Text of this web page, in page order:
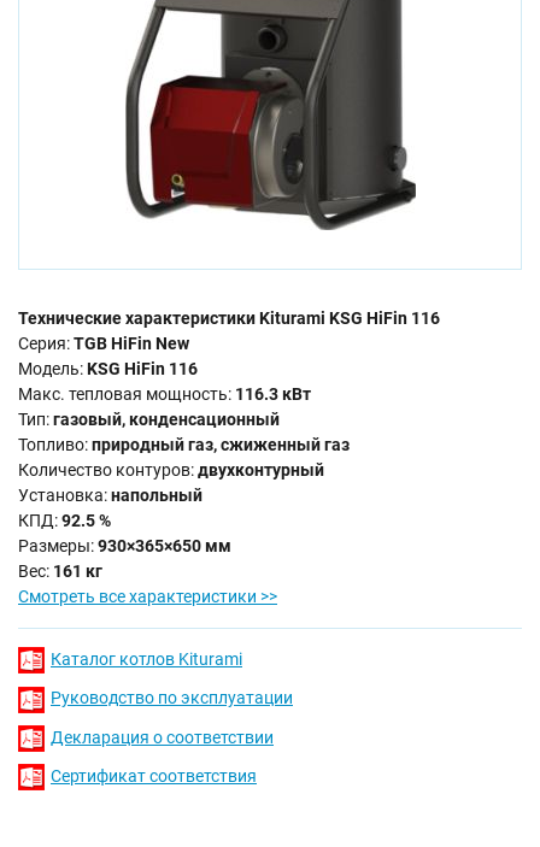
Технические характеристики Kiturami KSG HiFin 116
Серия:TGB HiFin New
Модель:KSG HiFin 116
Макс. тепловая мощность: 116.3 кВт
Тип:газовый, конденсационный
Топливо:природный газ, сжиженный газ
Количество контуров:двухконтурный
Установка:напольный
КПД:92.5 %
Размеры:930×365×650 мм
Вес: 161 кг
Смотреть все характеристики >>
Каталог котлов Kiturami
Руководство по эксплуатации
Декларация о соответствии
Сертификат соответствия